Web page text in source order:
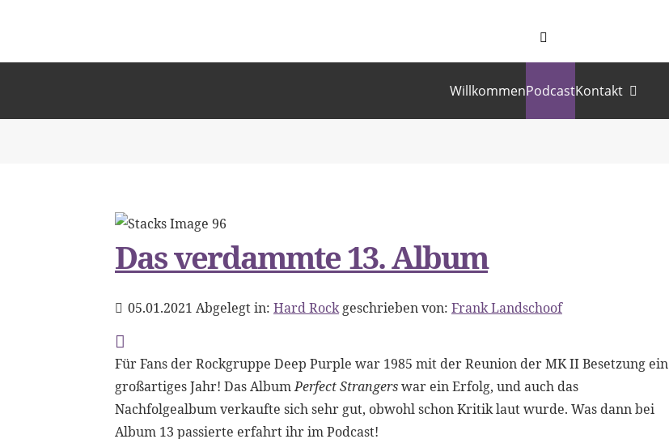
WillkommenPodcastKontakt
Das verdammte 13. Album
05.01.2021 Abgelegt in: Hard Rock geschrieben von: Frank Landschoof
Für Fans der Rockgruppe Deep Purple war 1985 mit der Reunion der MK II Besetzung ein
großartiges Jahr! Das AlbumPerfect Strangerswar ein Erfolg, und auch das
Nachfolgealbum verkaufte sich sehr gut, obwohl schon Kritik laut wurde. Was dann bei
Album 13 passierte erfahrt ihr im Podcast!